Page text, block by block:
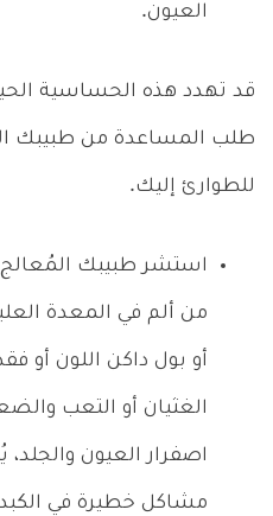
العيون.
قد تهدد هذه الحساسية
طلب المساعدة من طبيبك
للطوارئ إليك.
استشر طبيبك المُعالج
من ألم في المعدة
أو بول داكن اللون أو
الغثيان أو التعب
اصفرار العيون
مشاكل خطيرة في